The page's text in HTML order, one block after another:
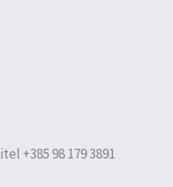
+385 98 179 3891